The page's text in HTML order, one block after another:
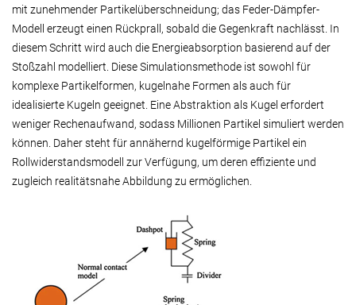
mit zunehmender Partikelüberschneidung; das Feder-Dämpfer-
Modell erzeugt einen Rückprall, sobald die Gegenkraft nachlässt. In
diesem Schritt wird auch die Energieabsorption basierend auf der
Stoßzahl modelliert. Diese Simulationsmethode ist sowohl für
komplexe Partikelformen, kugelnahe Formen als auch für
idealisierte Kugeln geeignet. Eine Abstraktion als Kugel erfordert
weniger Rechenaufwand, sodass Millionen Partikel simuliert werden
können. Daher steht für annähernd kugelförmige Partikel ein
Rollwiderstandsmodell zur Verfügung, um deren effiziente und
zugleich realitätsnahe Abbildung zu ermöglichen.